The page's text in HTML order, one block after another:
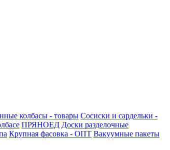
колбасы - товары Сосиски и сардельки -
ПРЯНОЕД Доски разделочные
Крупная фасовка - ОПТ Вакуумные пакеты